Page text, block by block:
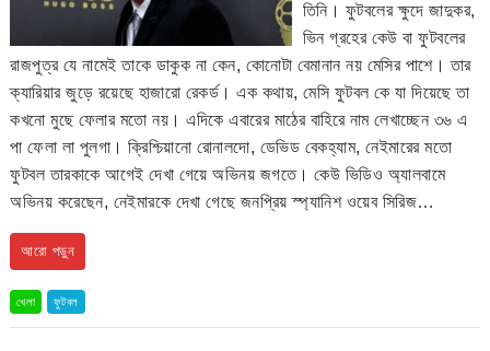
তিনি। ফুটবলের ক্ষুদে জাদুকর,
ভিন গ্রহের কেউ বা ফুটবলের
রাজপুত্র যে নামেই তাকে ডাকুক না কেন, কোনোটা বেমানান নয় মেসির পাশে। তার
ক্যারিয়ার জুড়ে রয়েছে হাজারো রেকর্ড। এক কথায়, মেসি ফুটবল কে যা দিয়েছে তা
কখনো মুছে ফেলার মতো নয়। এদিকে এবারের মাঠের বাহিরে নাম লেখাচ্ছেন ৩৬ এ
পা ফেলা লা পুলগা। ক্রিশ্চিয়ানো রোনালদো, ডেভিড বেকহ্যাম, নেইমারের মতো
ফুটবল তারকাকে আগেই দেখা গেয়ে অভিনয় জগতে। কেউ ভিডিও অ্যালবামে
অভিনয় করেছেন, নেইমারকে দেখা গেছে জনপ্রিয় স্প্যানিশ ওয়েব সিরিজ…
আরো পড়ুন
খেলা ফুটবল